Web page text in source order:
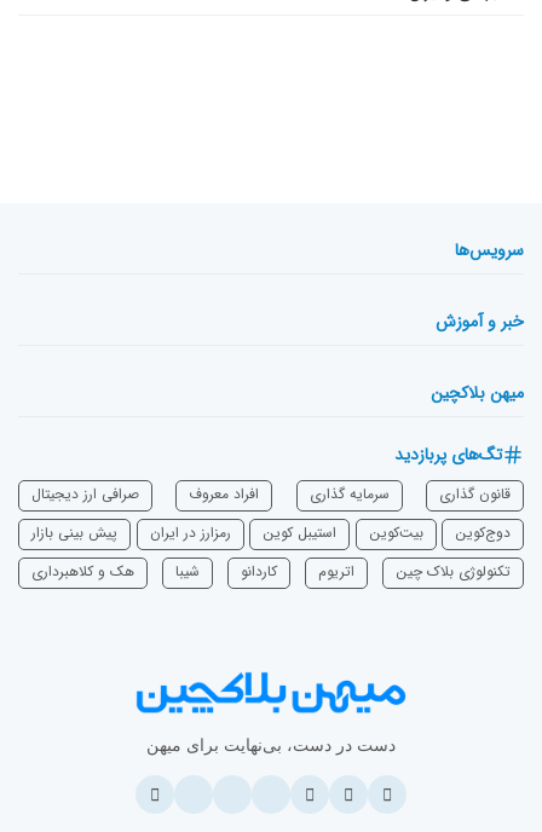
سرویس‌ها
خبر و آموزش
میهن بلاکچین
تگ‌های پربازدید
قانون گذاری سرمایه‌ گذاری افراد معروف
صرافی ارز دیجیتال
دوج‌کوین
بیت‌کوین استیبل کوین رمزارز در ایران
پیش بینی بازار
تکنولوژی بلاک چین
اتریوم ‌کاردانو شیبا هک و کلاهبرداری
دست در دست، بی‌نهایت برای میهن